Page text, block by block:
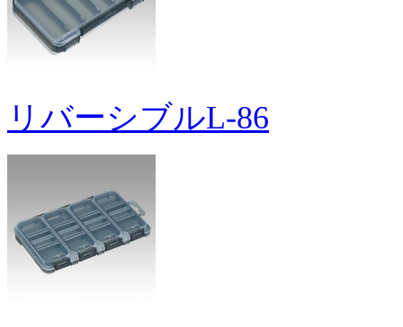
リバーシブルL-86